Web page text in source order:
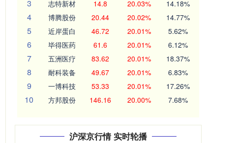
3 志特新材 14.8 20.03% 14.18%
4 博腾股份 20.44 20.02% 14.77%
5 近岸蛋白 46.72 20.01% 5.62%
6 毕得医药 61.6 20.01% 6.12%
7 五洲医疗 83.62 20.01% 18.37%
8 耐科装备 49.67 20.01% 6.83%
9 一博科技 53.33 20.01% 17.26%
10 方邦股份 146.16 20.00% 7.68%
沪深京行情 实时轮播